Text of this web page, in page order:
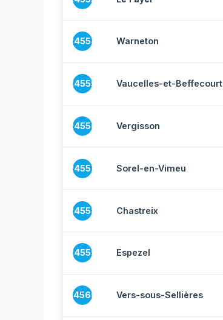
24554 Warneton
24555 Vaucelles-et-Beffecourt
24556 Vergisson
24557 Sorel-en-Vimeu
24558 Chastreix
24559 Espezel
24560 Vers-sous-Sellières